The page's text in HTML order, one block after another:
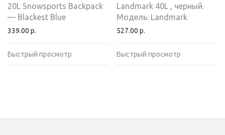
20L Snowsports Backpack
— Blackest Blue
339.00 р.
Быстрый просмотр
Landmark 40L , черный.
Модель: Landmark
527.00 р.
Быстрый просмотр